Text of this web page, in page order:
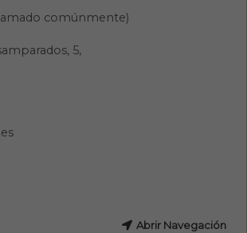
comúnmente)
5,
Abrir Navegación